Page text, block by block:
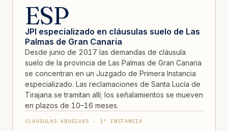
ESP
JPI especializado en cláusulas suelo de Las
Palmas de Gran Canaria
Desde junio de 2017 las demandas de cláusula
suelo de la provincia de Las Palmas de Gran Canaria
se concentran en un Juzgado de Primera Instancia
especializado. Las reclamaciones de Santa Lucía de
Tirajana se tramitan allí; los señalamientos se mueven
en plazos de 10–16 meses.
CLÁUSULAS ABUSIVAS · 1ª INSTANCIA